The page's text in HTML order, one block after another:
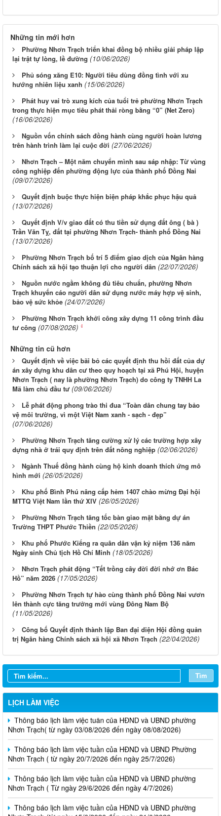
Những tin mới hơn
Phường Nhơn Trạch triển khai đồng bộ nhiều giải pháp lập
lại trật tự lòng, lề đường (10/06/2026)
Phủ sóng xăng E10: Người tiêu dùng đồng tình với xu
hướng nhiên liệu xanh (15/06/2026)
Phát huy vai trò xung kích của tuổi trẻ phường Nhơn Trạch
trong thực hiện mục tiêu phát thải ròng bằng “0” (Net Zero)
(16/06/2026)
Nguồn vốn chính sách đồng hành cùng người hoàn lương
trên hành trình làm lại cuộc đời (27/06/2026)
Nhơn Trạch – Một năm chuyển mình sau sáp nhập: Từ vùng
công nghiệp đến phường động lực của thành phố Đồng Nai
(09/07/2026)
Quyết định buộc thực hiện biện pháp khắc phục hậu quả
(13/07/2026)
Quyết định V/v giao đất có thu tiền sử dụng đất ông ( bà )
Trần Văn Tỵ, đất tại phường Nhơn Trạch- thành phố Đồng Nai
(13/07/2026)
Phường Nhơn Trạch bố trí 5 điểm giao dịch của Ngân hàng
Chính sách xã hội tạo thuận lợi cho người dân (22/07/2026)
Nguồn nước ngầm không đủ tiêu chuẩn, phường Nhơn
Trạch khuyến cáo người dân sử dụng nước máy hợp vệ sinh,
bảo vệ sức khỏe (24/07/2026)
Phường Nhơn Trạch khởi công xây dựng 11 công trình đầu
tư công (07/08/2026)
Những tin cũ hơn
Quyết định về việc bãi bỏ các quyết định thu hồi đất của dự
án xây dựng khu dân cư theo quy hoạch tại xã Phú Hội, huyện
Nhơn Trạch ( nay là phường Nhơn Trạch) do công ty TNHH La
Mã làm chủ đầu tư (09/06/2026)
Lễ phát động phong trào thi đua “Toàn dân chung tay bảo
vệ môi trường, vì một Việt Nam xanh - sạch - đẹp”
(07/06/2026)
Phường Nhơn Trạch tăng cường xử lý các trường hợp xây
dựng nhà ở trái quy định trên đất nông nghiệp (02/06/2026)
Ngành Thuế đồng hành cùng hộ kinh doanh thích ứng mô
hình mới (26/05/2026)
Khu phố Bình Phú nâng cấp hẻm 1407 chào mừng Đại hội
MTTQ Việt Nam lần thứ XIV (26/05/2026)
Phường Nhơn Trạch tăng tốc bàn giao mặt bằng dự án
Trường THPT Phước Thiền (22/05/2026)
Khu phố Phước Kiểng ra quân dân vận kỷ niệm 136 năm
Ngày sinh Chủ tịch Hồ Chí Minh (18/05/2026)
Nhơn Trạch phát động “Tết trồng cây đời đời nhớ ơn Bác
Hồ” năm 2026 (17/05/2026)
Phường Nhơn Trạch tự hào cùng thành phố Đồng Nai vươn
lên thành cực tăng trưởng mới vùng Đông Nam Bộ
(11/05/2026)
Công bố Quyết định thành lập Ban đại diện Hội đồng quản
trị Ngân hàng Chính sách xã hội xã Nhơn Trạch (22/04/2026)
Tìm
LỊCH LÀM VIỆC
Thông báo lịch làm việc tuần của HĐND và UBND phường
Nhơn Trạch( từ ngày 03/08/2026 đến ngày 08/08/2026)
Thông báo lịch làm việc tuần của HĐND và UBND Phường
Nhơn Trạch ( từ ngày 20/7/2026 đến ngày 25/7/2026)
Thông báo lịch làm việc tuần của HĐND và UBND phường
Nhơn Trạch ( Từ ngày 29/6/2026 đến ngày 4/7/2026)
Thông báo lịch làm việc tuần của HĐND và UBND phường
Nhơn Trạch (từ ngày 15/6/2026 đến ngày 21/6/2026